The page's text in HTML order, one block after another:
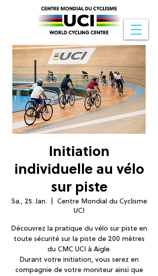
Initiation
individuelle au vélo
sur piste
Sa., 25. Jan.
Centre Mondial du Cyclisme
UCI
Découvrez la pratique du vélo sur piste en
toute sécurité sur la piste de 200 mètres
du CMC UCI à Aigle.
Durant votre initiation, vous serez en
compagnie de votre moniteur ainsi que